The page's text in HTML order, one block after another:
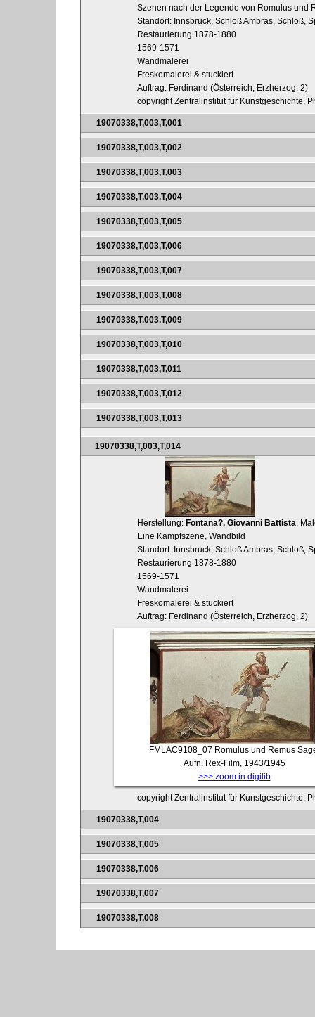
Szenen nach der Legende von Romulus und
Standort: Innsbruck, Schloß Ambras, Schloß,
Restaurierung 1878-1880
1569-1571
Wandmalerei
Freskomalerei & stuckiert
Auftrag: Ferdinand (Österreich, Erzherzog, 2)
copyright Zentralinstitut für Kunstgeschichte,
19070338,T,003,T,001
19070338,T,003,T,002
19070338,T,003,T,003
19070338,T,003,T,004
19070338,T,003,T,005
19070338,T,003,T,006
19070338,T,003,T,007
19070338,T,003,T,008
19070338,T,003,T,009
19070338,T,003,T,010
19070338,T,003,T,011
19070338,T,003,T,012
19070338,T,003,T,013
19070338,T,003,T,014
Herstellung: Fontana?, Giovanni Battista,
Eine Kampfszene, Wandbild
Standort: Innsbruck, Schloß Ambras, Schloß,
Restaurierung 1878-1880
1569-1571
Wandmalerei
Freskomalerei & stuckiert
Auftrag: Ferdinand (Österreich, Erzherzog, 2)
FMLAC9108_07 Romulus und Remus
Aufn. Rex-Film, 1943/1945
>>> zoom in digilib
copyright Zentralinstitut für Kunstgeschichte,
19070338,T,004
19070338,T,005
19070338,T,006
19070338,T,007
19070338,T,008